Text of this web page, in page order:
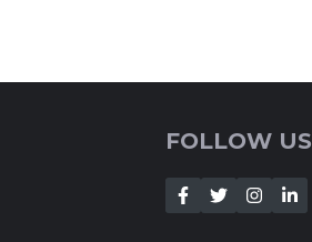
FOLLOW US